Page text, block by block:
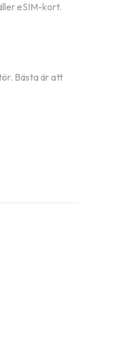
eSIM-kort.
Bästa är att